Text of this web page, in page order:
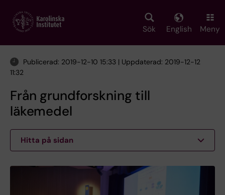
main
Sök English Meny
Publicerad: 2019-12-10 15:33 | Uppdaterad: 2019-12-12
11:32
Från grundforskning till
läkemedel
Hitta på sidan